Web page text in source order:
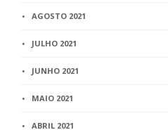
AGOSTO 2021
JULHO 2021
JUNHO 2021
MAIO 2021
ABRIL 2021